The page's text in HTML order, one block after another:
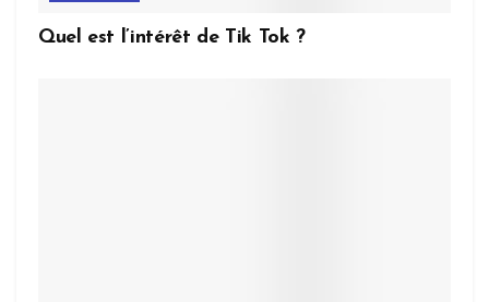
Quel est l’intérêt de Tik Tok ?